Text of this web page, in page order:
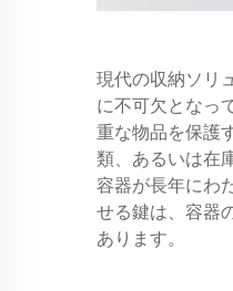
現代の収納ソリ
に不可欠となっ
重な物品を保護
類、あるいは在
容器が長年にわ
せる鍵は、容器
あります。